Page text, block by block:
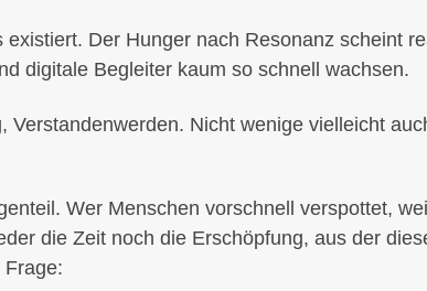
Der Hunger nach Resonanz scheint
digitale Begleiter kaum so schnell wachsen.
Verstandenwerden. Nicht wenige vielleicht
Wer Menschen vorschnell verspottet,
die Zeit noch die Erschöpfung, aus der